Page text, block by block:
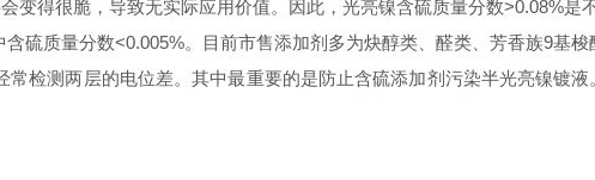
变得很脆，导致无实际应用价值。因此，光亮镍含硫质量分数>0.08%是
含硫质量分数<0.005%。目前市售添加剂多为炔醇类、醛类、芳香族9基梭
检测两层的电位差。其中最重要的是防止含硫添加剂污染半光亮镍镀